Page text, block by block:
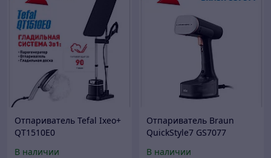
Отпариватель Tefal Ixeo+
QT1510E0
В наличии
Отпариватель Braun
QuickStyle7 GS7077
В наличии